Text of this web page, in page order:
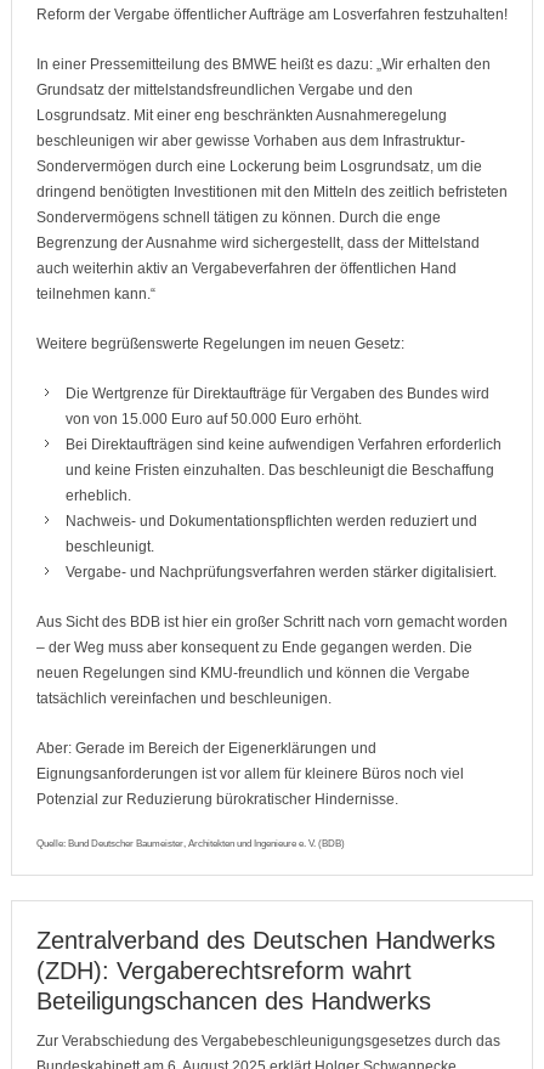
Reform der Vergabe öffentlicher Aufträge am Losverfahren festzuhalten!
In einer Pressemitteilung des BMWE heißt es dazu: „Wir erhalten den
Grundsatz der mittelstandsfreundlichen Vergabe und den
Losgrundsatz. Mit einer eng beschränkten Ausnahmeregelung
beschleunigen wir aber gewisse Vorhaben aus dem Infrastruktur-
Sondervermögen durch eine Lockerung beim Losgrundsatz, um die
dringend benötigten Investitionen mit den Mitteln des zeitlich befristeten
Sondervermögens schnell tätigen zu können. Durch die enge
Begrenzung der Ausnahme wird sichergestellt, dass der Mittelstand
auch weiterhin aktiv an Vergabeverfahren der öffentlichen Hand
teilnehmen kann.“
Weitere begrüßenswerte Regelungen im neuen Gesetz:
Die Wertgrenze für Direktaufträge für Vergaben des Bundes wird
von von 15.000 Euro auf 50.000 Euro erhöht.
Bei Direktaufträgen sind keine aufwendigen Verfahren erforderlich
und keine Fristen einzuhalten. Das beschleunigt die Beschaffung
erheblich.
Nachweis- und Dokumentationspflichten werden reduziert und
beschleunigt.
Vergabe- und Nachprüfungsverfahren werden stärker digitalisiert.
Aus Sicht des BDB ist hier ein großer Schritt nach vorn gemacht worden
– der Weg muss aber konsequent zu Ende gegangen werden. Die
neuen Regelungen sind KMU-freundlich und können die Vergabe
tatsächlich vereinfachen und beschleunigen.
Aber: Gerade im Bereich der Eigenerklärungen und
Eignungsanforderungen ist vor allem für kleinere Büros noch viel
Potenzial zur Reduzierung bürokratischer Hindernisse.
Quelle: Bund Deutscher Baumeister, Architekten und Ingenieure e. V. (BDB)
Zentralverband des Deutschen Handwerks
(ZDH): Vergaberechtsreform wahrt
Beteiligungschancen des Handwerks
Zur Verabschiedung des Vergabebeschleunigungsgesetzes durch das